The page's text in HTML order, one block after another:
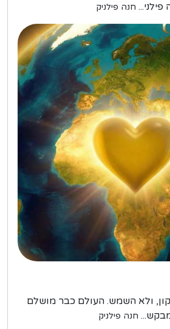
חנה פילניק
ולא השמש. העולם כבר מושלם
חנה פילניק